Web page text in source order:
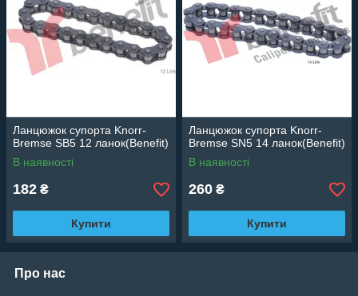
Ланцюжок супорта Knorr-
Bremse SB5 12 ланок(Benefit)
В наявності
182 ₴
Купити
Ланцюжок супорта Knorr-
Bremse SN5 14 ланок(Benefit)
В наявності
260 ₴
Купити
Про нас